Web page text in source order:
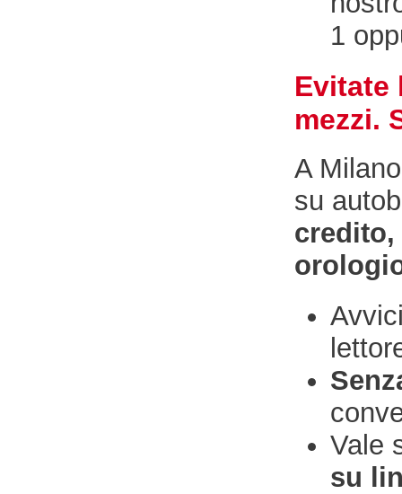
1
Evitate
mezzi.
A
su
credito,
Vale
su